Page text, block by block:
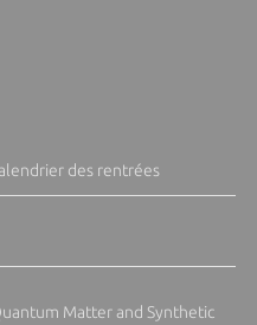
des rentrées
Matter and Synthetic